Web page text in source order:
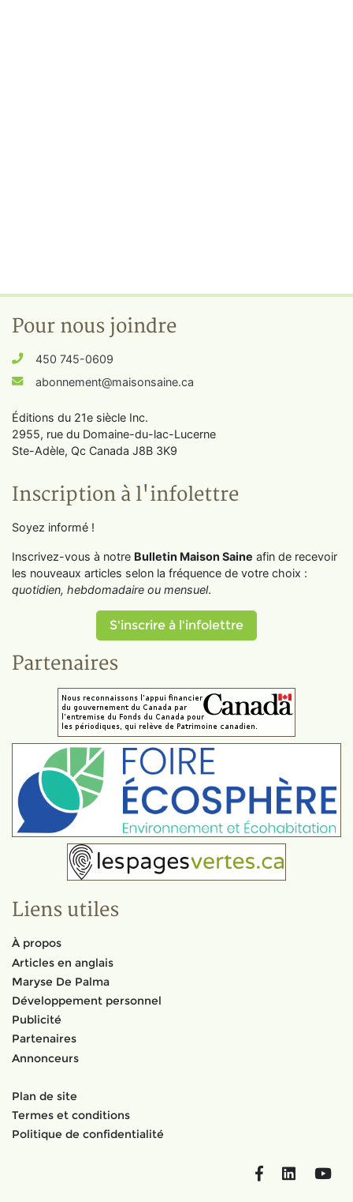
Pour nous joindre
450 745-0609
abonnement@maisonsaine.ca
Éditions du 21e siècle Inc.
2955, rue du Domaine-du-lac-Lucerne
Ste-Adèle, Qc Canada J8B 3K9
Inscription à l'infolettre
Soyez informé !
Inscrivez-vous à notre Bulletin Maison Saine afin de recevoir
les nouveaux articles selon la fréquence de votre choix :
quotidien, hebdomadaire ou mensuel.
S'inscrire à l'infolettre
Partenaires
Liens utiles
À propos
Articles en anglais
Maryse De Palma
Développement personnel
Publicité
Partenaires
Annonceurs
Plan de site
Termes et conditions
Politique de confidentialité
FacebookLinkedIn